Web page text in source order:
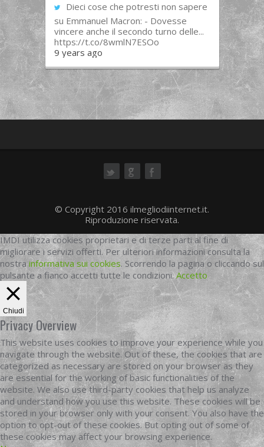
Dieci cose che potresti non sapere
su Emmanuel Macron: - Dovesse
vincere anche il secondo turno delle...
https://t.co/8wmlN7ESOo
9 years ago
© Copyright 2016 ilmegliodiinternet.it.
Riproduzione riservata.
IMDI utilizza cookies proprietari e di terze parti al fine di
migliorare i servizi offerti. Per ulteriori informazioni consulta la
nostrainformativa sui cookies. Scorrendo la pagina o cliccando sul
pulsante a fianco accetti tutte le condizioni.Accetto
Chiudi
Privacy Overview
This website uses cookies to improve your experience while you
navigate through the website. Out of these, the cookies that are
categorized as necessary are stored on your browser as they
are essential for the working of basic functionalities of the
website. We also use third-party cookies that help us analyze
and understand how you use this website. These cookies will be
stored in your browser only with your consent. You also have the
option to opt-out of these cookies. But opting out of some of
these cookies may affect your browsing experience.